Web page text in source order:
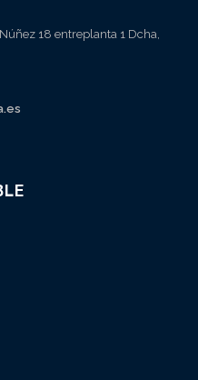
18 entreplanta 1 Dcha,